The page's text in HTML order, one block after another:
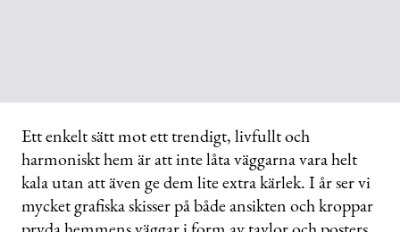
Ett enkelt sätt mot ett trendigt, livfullt och
harmoniskt hem är att inte låta väggarna vara helt
kala utan att även ge dem lite extra kärlek. I år ser vi
mycket grafiska skisser på både ansikten och kroppar